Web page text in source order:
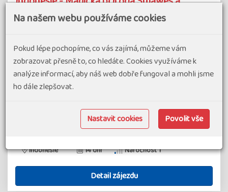
pohoda v opuštěném ráji ostrova Siladen
nemají v lásce přelidněná nejnavštěvovanější místa, ale
přitom hledají tropickou přírodu, pohodu na písčitých
plážích, koupání a k tomu poznávání zajímavostí. Vše, co si
představíte pod…
od82 990 Kč
Indonésie 14 dní Náročnost 1
Detail zájezdu
Na našem webu používáme cookies
Pokud lépe pochopíme, co vás zajímá, můžeme vám
zobrazovat přesně to, co hledáte. Cookies využíváme k
analýze informací, aby náš web dobře fungoval a mohli jsme
ho dále zlepšovat.
Nastavit cookies Povolit vše